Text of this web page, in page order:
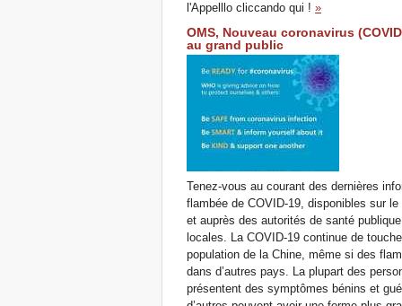
l'Appelllo cliccando qui !»
OMS, Nouveau coronavirus
au grand public
Tenez-vous au courant des dernières
flambée de COVID-19, disponibles sur le
et auprès des autorités de santé
locales. La COVID-19 continue de
population de la Chine, même si des
dans d’autres pays. La plupart des
présentent des symptômes bénins et